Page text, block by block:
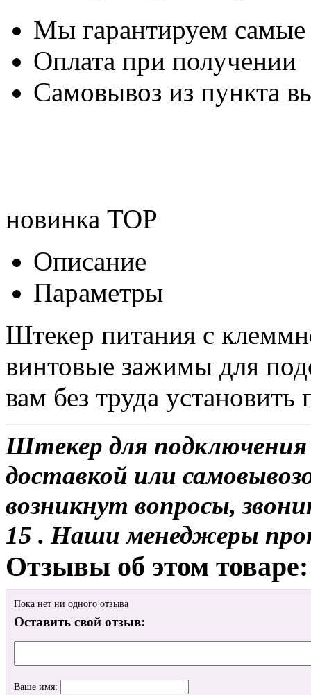
Мы гарантируем
Оплата при получении
Самовывоз из пункта
новинка TOP
Описание
Параметры
Штекер питания с
винтовые зажимы для
вам без труда
Штекер для
доставкой или
возникнут вопросы,
15 . Наши менеджеры
Отзывы об этом товаре:
Пока нет ни одного отзыва
Оставить свой отзыв:
Ваше имя: